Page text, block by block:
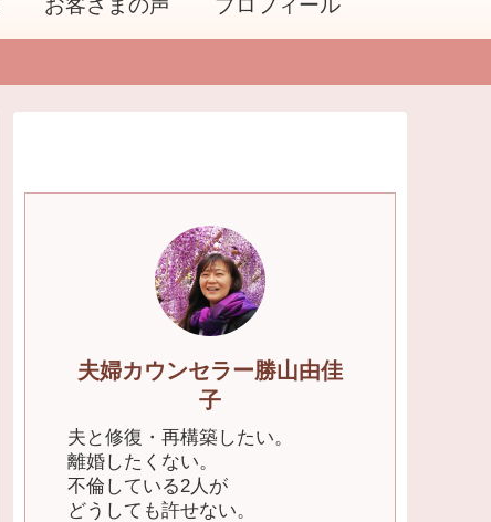
お客さまの声 プロフィール
夫婦カウンセラー勝山由佳
子
夫と修復・再構築したい。
離婚したくない。
不倫している2人が
どうしても許せない。